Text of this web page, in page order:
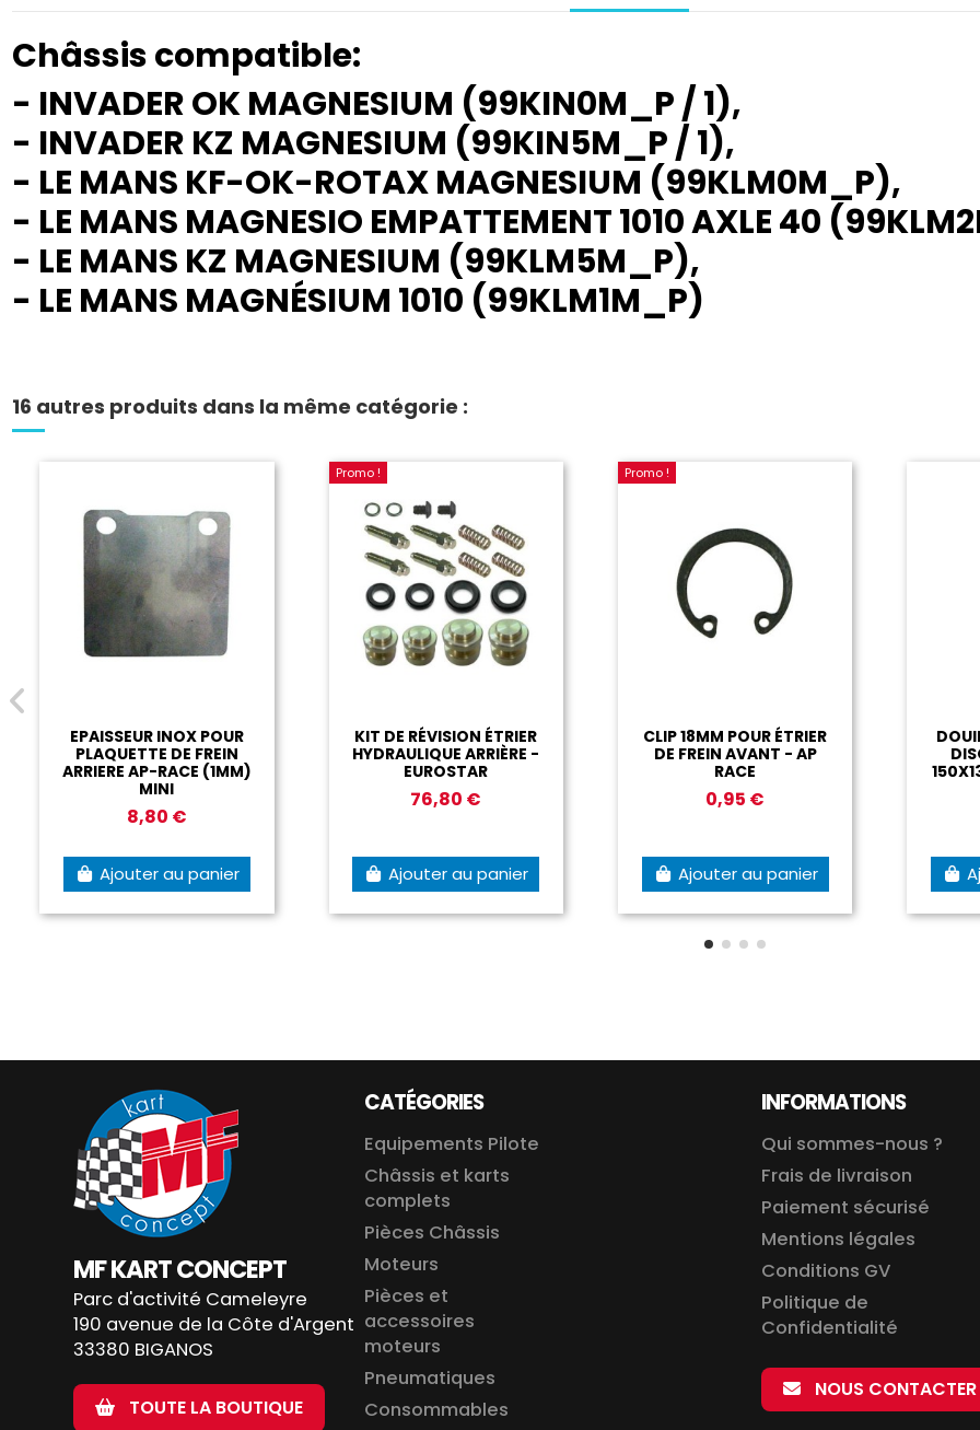
Châssis compatible:
- INVADER OK MAGNESIUM (99KIN0M_P / 1),
- INVADER KZ MAGNESIUM (99KIN5M_P / 1),
- LE MANS KF-OK-ROTAX MAGNESIUM (99KLM0M_P),
- LE MANS MAGNESIO EMPATTEMENT 1010 AXLE 40
- LE MANS KZ MAGNESIUM (99KLM5M_P),
- LE MANS MAGNÉSIUM 1010 (99KLM1M_P)
16 autres produits dans la même catégorie :
JOINT TORIQUE DE
27MM POUR ÉTRIER DE
FREIN AVANT AP-
RACE01
14,40 €
Ajouter au panier
Promo !
FLANGE POUR DISQUE
DE FREIN 150X13
PAROLIN-KR
40,00 €
Ajouter au panier
VIS 6X74 MM POUR
FIXATION DE
PLAQUETTES DE FREIN
AR AP-RACE 01
8,95 €
Ajouter au panier
MF KART CONCEPT
Parc d'activité Cameleyre
190 avenue de la Côte d'Argent
33380 BIGANOS
TOUTE LA BOUTIQUE
CATÉGORIES
Equipements Pilote
Châssis et karts
complets
Pièces Châssis
Moteurs
Pièces et
accessoires
moteurs
Pneumatiques
Consommables
INFORMATIONS
Qui sommes-nous ?
Frais de livraison
Paiement sécurisé
Mentions légales
Conditions GV
Politique de
Confidentialité
NOUS CONTACTER